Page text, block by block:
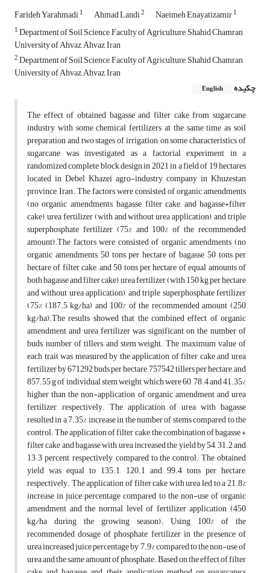
Farideh Yarahmadi1 Ahmad Landi2 Naeimeh Enayatizamir1
1Department of Soil Science, Faculty of Agriculture, Shahid Chamran
University of Ahvaz, Ahvaz, Iran
2Department of Soil Science, Faculty of Agriculture, Shahid Chamran
University of Ahvaz, Ahvaz, Iran
چکیده
English
The effect of obtained bagasse and filter cake from sugarcane
industry with some chemical fertilizers at the same time as soil
preparation and two stages of irrigation, on some characteristics of
sugarcane was investigated as a factorial experiment in a
randomized complete block design in 2021 in a field of 19 hectares
located in Debel Khazei agro-industry company in Khuzestan
province, Iran. The factors were consisted of organic amendments
(no organic amendments, bagasse, filter cake, and bagasse+filter
cake), urea fertilizer (with and without urea application), and triple
superphosphate fertilizer (75% and 100% of the recommended
amount).The factors were consisted of organic amendments (no
organic amendments, 50 tons per hectare of bagasse, 50 tons per
hectare of filter cake, and 50 tons per hectare of equal amounts of
both bagasse and filter cake), urea fertilizer (with 150 kg per hectare
and without urea application), and triple superphosphate fertilizer
(75% (187.5 kg/ha) and 100% of the recommended amount (250
kg/ha).The results showed that the combined effect of organic
amendment and urea fertilizer was significant on the number of
buds, number of tillers, and stem weight. The maximum value of
each trait was measured by the application of filter cake and urea
fertilizer by 671292 buds per hectare, 757542 tillers per hectare, and
857.55 g of individual stem weight, which were 60, 78.4 and 41.35%
higher than the non-application of organic amendment and urea
fertilizer, respectively. The application of urea with bagasse
resulted in a 7.35% increase in the number of stems compared to the
control. The application of filter cake, the combination of bagasse +
filter cake and bagasse with urea increased the yield by 54, 31.2 and
13.3 percent, respectively, compared to the control. The obtained
yield was equal to 135.1, 120.1 and 99.4 tons per hectare,
respectively. The application of filter cake with urea led to a 21.8%
increase in juice percentage compared to the non-use of organic
amendment and the normal level of fertilizer application (450
kg/ha during the growing season). Using 100% of the
recommended dosage of phosphate fertilizer in the presence of
urea increased juice percentage by 7.9% compared to the non-use of
urea and the same amount of phosphate. Based on the effect of filter